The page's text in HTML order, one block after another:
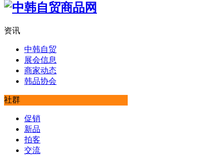
资讯
中韩自贸
展会信息
商家动态
韩品协会
社群
促销
新品
拍客
交流